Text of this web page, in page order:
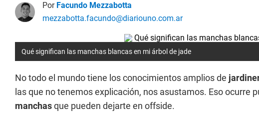
Por Facundo Mezzabotta
mezzabotta.facundo@diariouno.com.ar
Qué significan las manchas blancas en mi árbol de jade
No todo el mundo tiene los conocimientos amplios de
las que no tenemos explicación, nos asustamos. Eso ocurre
manchasque pueden dejarte en offside.